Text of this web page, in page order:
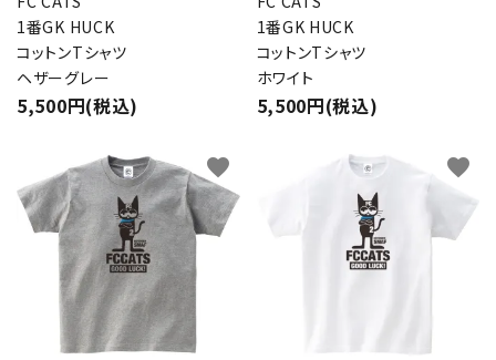
1番GK HUCK
コットンTシャツ
ヘザーグレー
5,500円(税込)
1番GK HUCK
コットンTシャツ
ホワイト
5,500円(税込)
favorite favorite
検索する